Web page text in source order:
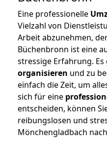
Eine professionelle
Vielzahl von
Arbeit abzunehmen,
Büchenbronn ist eine
stressige Erfahrung. Es
organisieren und zu
einfach die Zeit, um
sich für eine
entscheiden, können
reibungslosen und
Mönchengladbach